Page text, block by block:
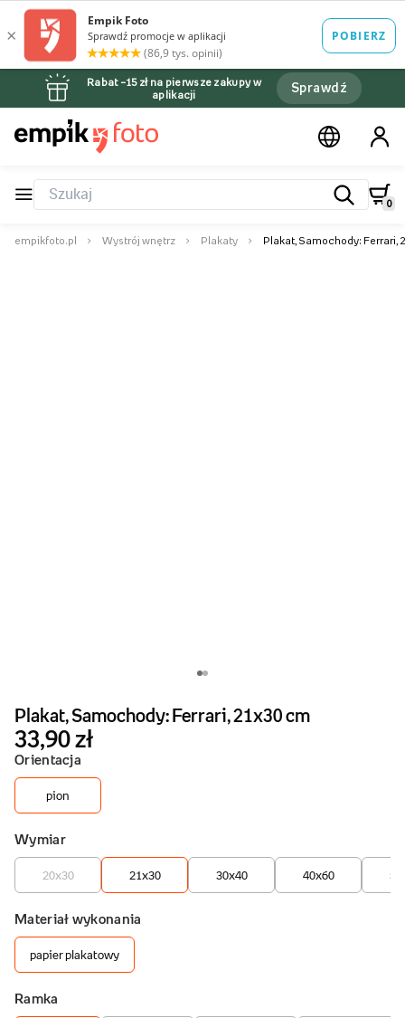
Rabat –15 zł na pierwsze zakupy w
aplikacji
Sprawdź
0
empikfoto.pl Wystrój wnętrz Plakaty Plakat, Samochody: Ferrari,